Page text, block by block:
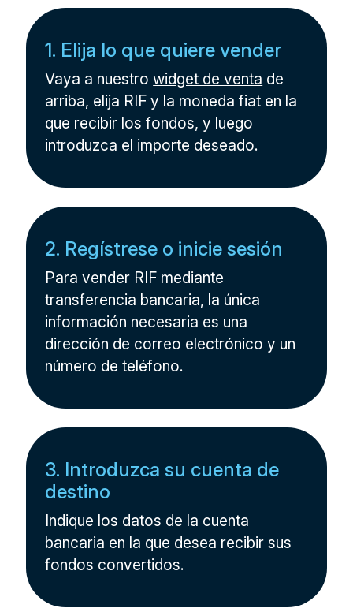
1. Elija lo que quiere vender
Vaya a nuestrowidget de venta de
arriba, elija RIF y la moneda fiat en la
que recibir los fondos, y luego
introduzca el importe deseado.
2. Regístrese o inicie sesión
Para vender RIF mediante
transferencia bancaria, la única
información necesaria es una
dirección de correo electrónico y un
número de teléfono.
3. Introduzca su cuenta de
destino
Indique los datos de la cuenta
bancaria en la que desea recibir sus
fondos convertidos.